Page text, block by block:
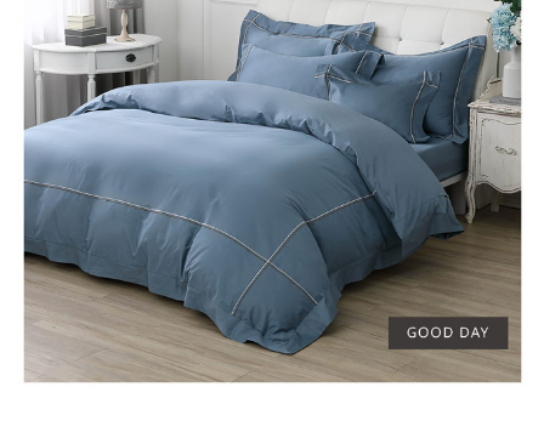
權轉讓予恩沛科技股份有限公司。
２．關於個人資料處理事宜，請瀏覽以下網址：
https://aftee.tw/terms/#terms3
３．未成年的使用者請事先徵得法定代理人或監護人之同意方可使用
「AFTEE先享後付」，若未經同意申辦者引起之損失，本公司不負相關責
任。
４．使用「AFTEE先享後付」時，將依據個別帳號之用戶狀況，依本公司即
時審查核予不同之上限額度；若仍有額度不足之情形，本公司將視審查結果
請求用戶進行身份認證。
５．嚴禁一人註冊多個帳號或使用他人資訊註冊。若發現惡意使用之情形，
恩沛科技股份有限公司將有權停止該用戶之使用額度並採取法律行動。
離島宅配
每筆NT$100，滿NT$499(含以上)免運費